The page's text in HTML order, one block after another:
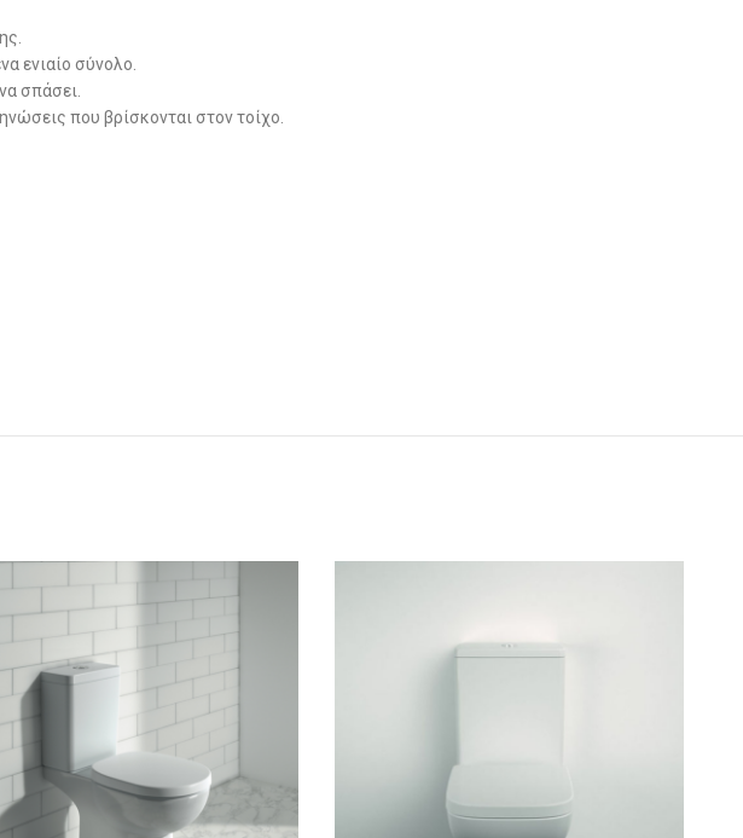
ενιαίο σύνολο.
σπάσει.
που βρίσκονται στον τοίχο.